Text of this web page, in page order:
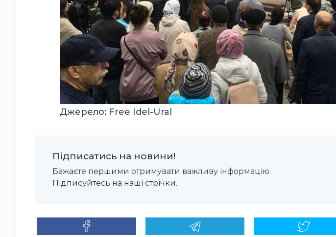
Джерело: Free Idel-Ural
Підписатись на новини!
Бажаєте першими отримувати важливу інформацію.
Підписуйтесь на наші стрічки.